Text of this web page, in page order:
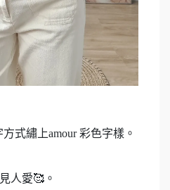
式繡上amour 彩色字樣。
人愛🥰。